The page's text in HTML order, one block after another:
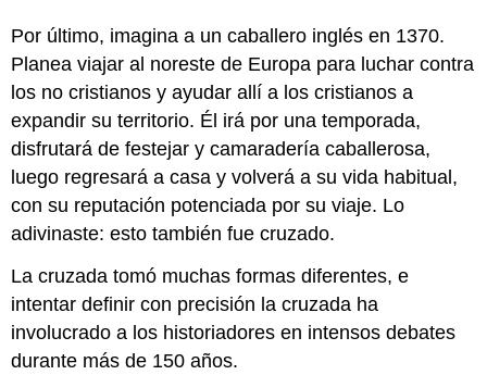
Por último, imagina a un caballero inglés en 1370.
Planea viajar al noreste de Europa para luchar contra
los no cristianos y ayudar allí a los cristianos a
expandir su territorio. Él irá por una temporada,
disfrutará de festejar y camaradería caballerosa,
luego regresará a casa y volverá a su vida habitual,
con su reputación potenciada por su viaje. Lo
adivinaste: esto también fue cruzado.
La cruzada tomó muchas formas diferentes, e
intentar definir con precisión la cruzada ha
involucrado a los historiadores en intensos debates
durante más de 150 años.